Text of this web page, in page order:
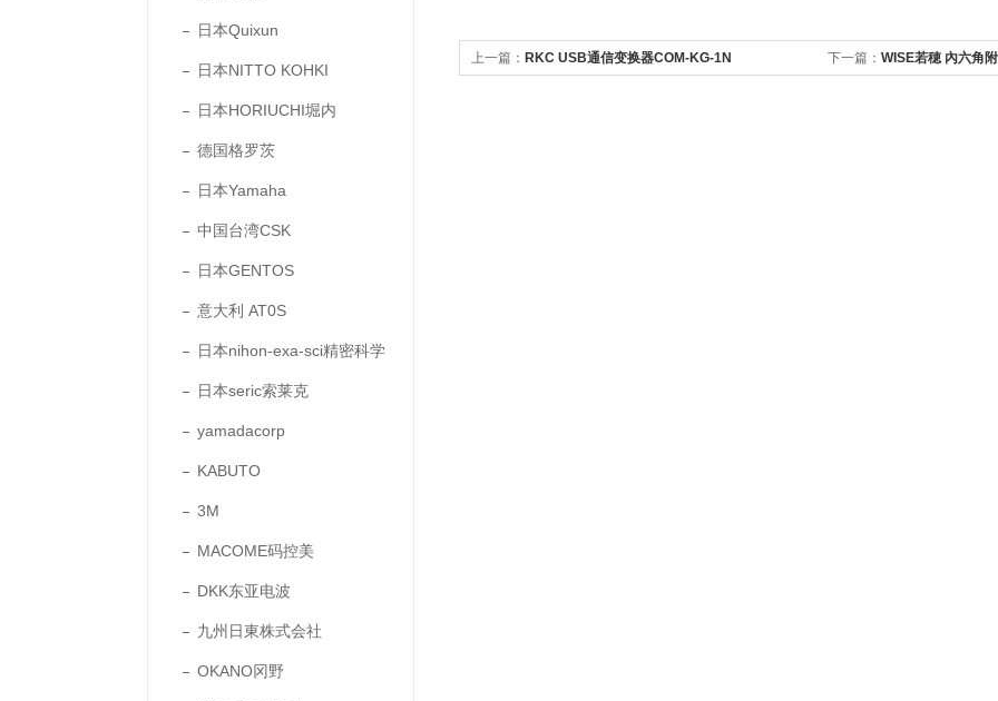
日本Quixun
日本NITTO KOHKI
日本HORIUCHI堀内
德国格罗茨
日本Yamaha
中国台湾CSK
日本GENTOS
意大利 AT0S
日本nihon-exa-sci精密科学
日本seric索莱克
yamadacorp
KABUTO
3M
MACOME码控美
DKK东亚电波
九州日東株式会社
OKANO冈野
上一篇： RKC USB通信变换器COM-KG-1N 下一篇： WISE若穂 內六角